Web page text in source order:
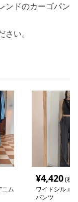
ンドのカーゴパン
い。
ニム
¥4,420(税
ワイドシルエ
パンツ